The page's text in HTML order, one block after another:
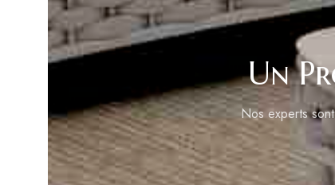
Un
Nos experts